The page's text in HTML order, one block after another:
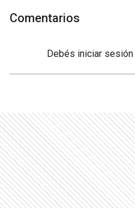
Comentarios
Debés iniciar sesión